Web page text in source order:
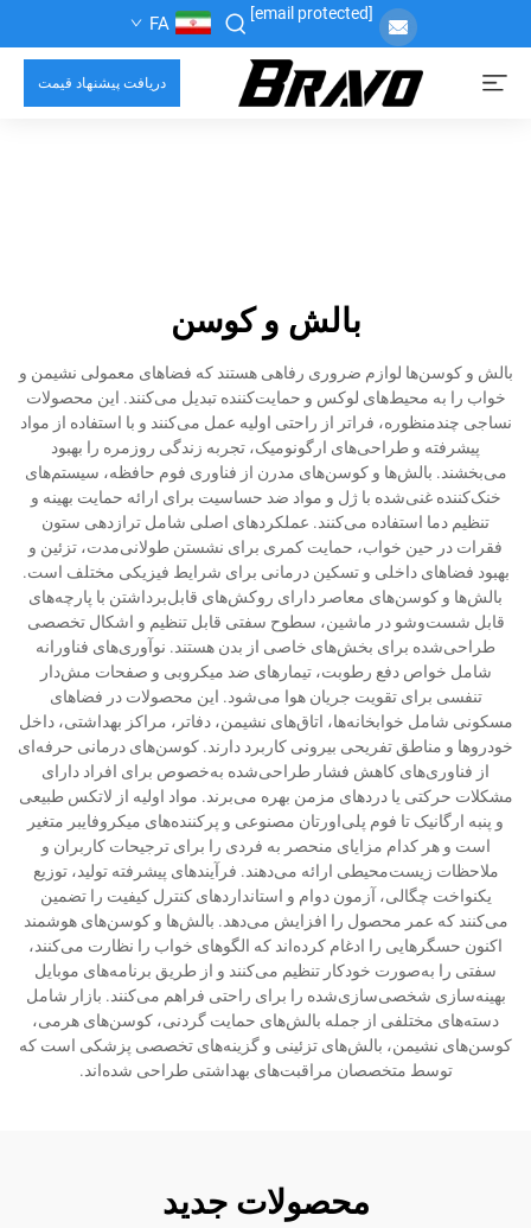
[email protected]
FA
دریافت پیشنهاد قیمت
بالش و کوسن
بالش و کوسن‌ها لوازم ضروری رفاهی هستند که فضاهای معمولی نشیمن و
خواب را به محیط‌های لوکس و حمایت‌کننده تبدیل می‌کنند. این محصولات
نساجی چندمنظوره، فراتر از راحتی اولیه عمل می‌کنند و با استفاده از مواد
پیشرفته و طراحی‌های ارگونومیک، تجربه زندگی روزمره را بهبود
می‌بخشند. بالش‌ها و کوسن‌های مدرن از فناوری فوم حافظه، سیستم‌های
خنک‌کننده غنی‌شده با ژل و مواد ضد حساسیت برای ارائه حمایت بهینه و
تنظیم دما استفاده می‌کنند. عملکردهای اصلی شامل ترازدهی ستون
فقرات در حین خواب، حمایت کمری برای نشستن طولانی‌مدت، تزئین و
بهبود فضاهای داخلی و تسکین درمانی برای شرایط فیزیکی مختلف است.
بالش‌ها و کوسن‌های معاصر دارای روکش‌های قابل‌برداشتن با پارچه‌های
قابل شست‌وشو در ماشین، سطوح سفتی قابل تنظیم و اشکال تخصصی
طراحی‌شده برای بخش‌های خاصی از بدن هستند. نوآوری‌های فناورانه
شامل خواص دفع رطوبت، تیمارهای ضد میکروبی و صفحات مش‌دار
تنفسی برای تقویت جریان هوا می‌شود. این محصولات در فضاهای
مسکونی شامل خوابخانه‌ها، اتاق‌های نشیمن، دفاتر، مراکز بهداشتی، داخل
خودروها و مناطق تفریحی بیرونی کاربرد دارند. کوسن‌های درمانی حرفه‌ای
از فناوری‌های کاهش فشار طراحی‌شده به‌خصوص برای افراد دارای
مشکلات حرکتی یا دردهای مزمن بهره می‌برند. مواد اولیه از لاتکس طبیعی
و پنبه ارگانیک تا فوم پلی‌اورتان مصنوعی و پرکننده‌های میکروفایبر متغیر
است و هر کدام مزایای منحصر به فردی را برای ترجیحات کاربران و
ملاحظات زیست‌محیطی ارائه می‌دهند. فرآیندهای پیشرفته تولید، توزیع
یکنواخت چگالی، آزمون دوام و استانداردهای کنترل کیفیت را تضمین
می‌کنند که عمر محصول را افزایش می‌دهد. بالش‌ها و کوسن‌های هوشمند
اکنون حسگرهایی را ادغام کرده‌اند که الگوهای خواب را نظارت می‌کنند،
سفتی را به‌صورت خودکار تنظیم می‌کنند و از طریق برنامه‌های موبایل
بهینه‌سازی شخصی‌سازی‌شده را برای راحتی فراهم می‌کنند. بازار شامل
دسته‌های مختلفی از جمله بالش‌های حمایت گردنی، کوسن‌های هرمی،
کوسن‌های نشیمن، بالش‌های تزئینی و گزینه‌های تخصصی پزشکی است که
توسط متخصصان مراقبت‌های بهداشتی طراحی شده‌اند.
محصولات جدید